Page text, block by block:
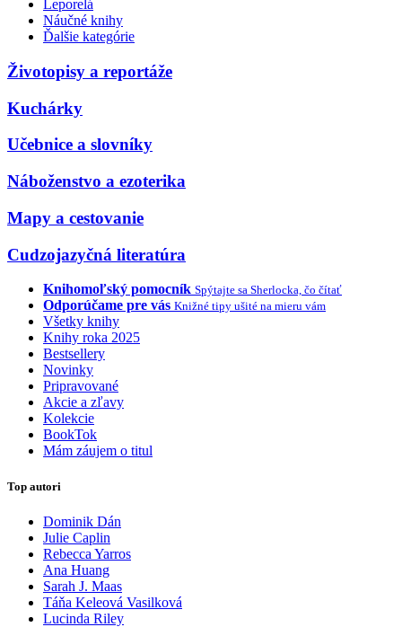
Leporelá
Náučné knihy
Ďalšie kategórie
Životopisy a reportáže
Kuchárky
Učebnice a slovníky
Náboženstvo a ezoterika
Mapy a cestovanie
Cudzojazyčná literatúra
Knihomoľský pomocník Spýtajte sa Sherlocka, čo čítať
Odporúčame pre vás Knižné tipy ušité na mieru vám
Všetky knihy
Knihy roka 2025
Bestsellery
Novinky
Pripravované
Akcie a zľavy
Kolekcie
BookTok
Mám záujem o titul
Top autori
Dominik Dán
Julie Caplin
Rebecca Yarros
Ana Huang
Sarah J. Maas
Táňa Keleová Vasilková
Lucinda Riley